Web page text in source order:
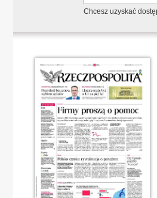
Chcesz uzyskać